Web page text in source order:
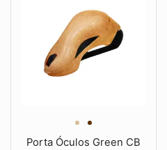
Porta Óculos Green CB